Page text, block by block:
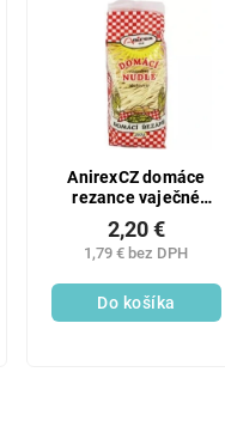
AnirexCZ domáce
rezance vaječné
cestoviny 250g
1,79 € bez DPH
2,20 €
Do košíka